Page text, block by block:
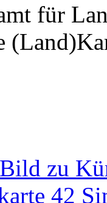
für